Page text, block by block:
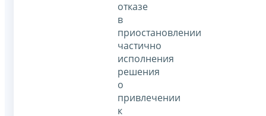
отказе
в
приостановлении
частично
исполнения
решения
о
привлечении
к